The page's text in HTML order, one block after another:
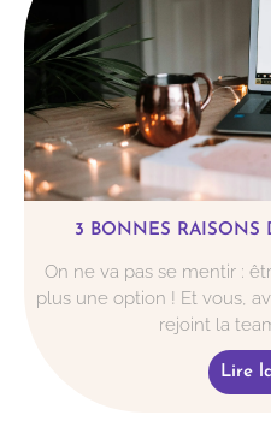
3 BONNES RAISONS
On ne va pas se mentir :
plus une option ! Et vous,
rejoint la
Lire